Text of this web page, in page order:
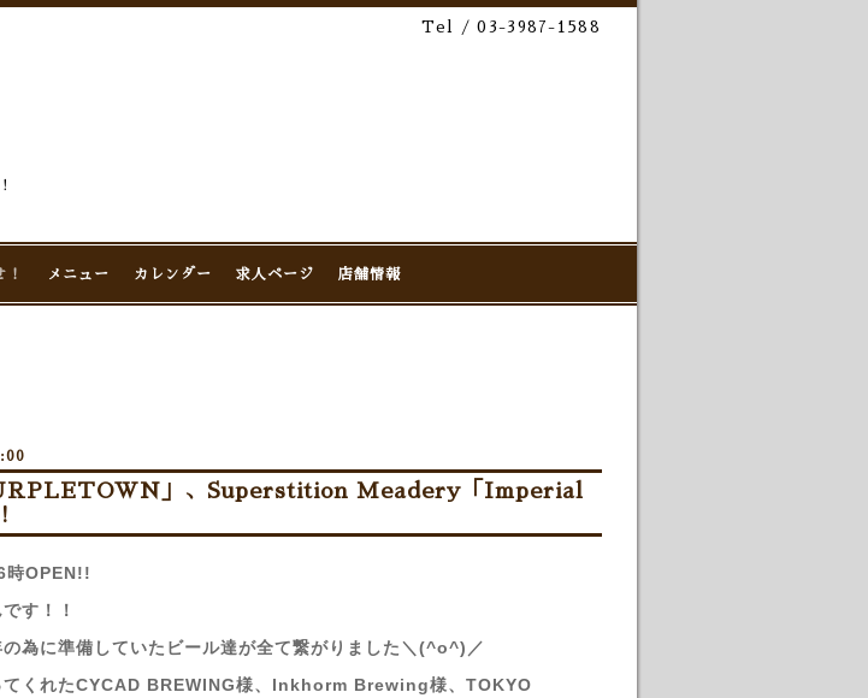
Tel / 03-3987-1588
メニュー カレンダー 求人ページ 店舗情報
」、Superstition Meadery「Imperial
時OPEN!!
す！！
の為に準備していたビール達が全て繋がりました＼(^o^)／
てくれたCYCAD BREWING様、Inkhorm Brewing様、TOKYO